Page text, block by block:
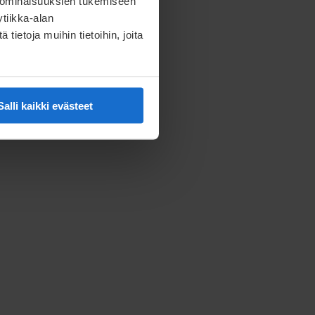
alan
tietoja muihin tietoihin, joita
kaikki evästeet